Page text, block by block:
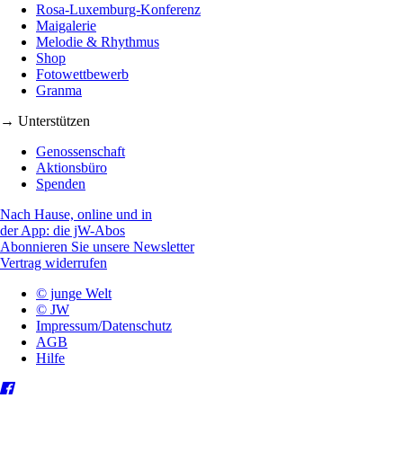
Rosa-Luxemburg-Konferenz
Maigalerie
Melodie & Rhythmus
Shop
Fotowettbewerb
Granma
→ Unterstützen
Genossenschaft
Aktionsbüro
Spenden
Nach Hause, online und in
der App: die jW-Abos
Abonnieren Sie unsere Newsletter
Vertrag widerrufen
© junge Welt
© JW
Impressum/Datenschutz
AGB
Hilfe